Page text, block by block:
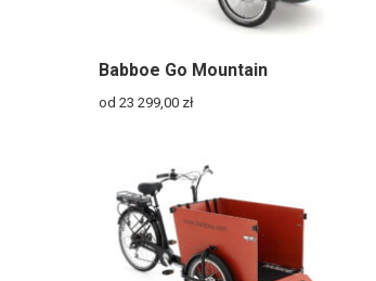
Babboe Go Mountain
od 23 299,00 zł